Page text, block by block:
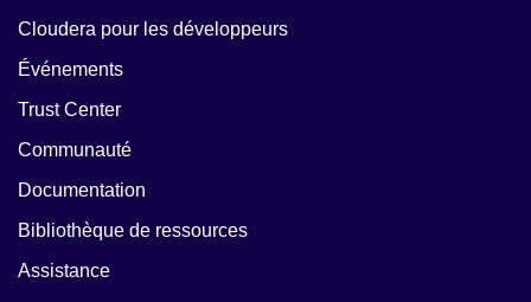
Cloudera pour les développeurs
Événements
Trust Center
Communauté
Documentation
Bibliothèque de ressources
Assistance